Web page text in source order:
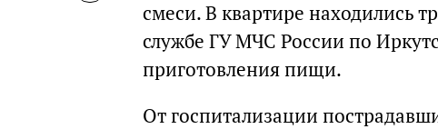
смеси. В квартире находились
службе ГУ МЧС России по
приготовления пищи.
От госпитализации